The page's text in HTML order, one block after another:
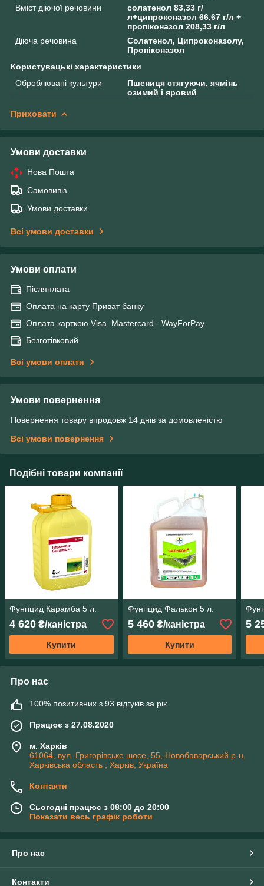
Вміст діючої речовини
солатенол 83,33 г/
л+ципроконазол 66,67 г/л +
пропіконазол 208,33 г/л
Діюча речовина
Солатенол, Ципроконазолу,
Пропіконазол
Користувацькі характеристики
Оброблювані культури
Пшениця стягуючи, ячмінь
озимий і яровий
Приховати
Умови доставки
Нова Пошта
Самовивіз
Умови доставки
Всі умови доставки
Умови оплати
Післяплата
Оплата на карту Приват банку
Оплата карткою Visa, Mastercard - WayForPay
Безготівковий
Всі умови оплати
Умови повернення
Повернення товару впродовж 14 днів за домовленістю
Всі умови повернення
Подібні товари компанії
Фунгіцид Карамба 5 л.
4 620 ₴/каністра
Купити
Фунгіцид Фалькон 5 л.
5 460₴/каністра
Купити
5
Про нас
100% позитивних з 93 відгуків за рік
Працює з 27.08.2020
м. Харків
61064, вул. Григорівське шосе, 55, Новобаварський р-н,
Харківська область , Харків, Україна
Контакти
Сьогодні працює з 08:00 до 20:00
Показати весь графік роботи
Про нас
Контакти